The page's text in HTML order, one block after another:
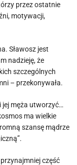
przez ostatnie
motywacji,
Sławosz jest
nadzieję, że
szczególnych
– przekonywała.
jej męża utworzyć…
ma wielkie
szansę mądrze
część